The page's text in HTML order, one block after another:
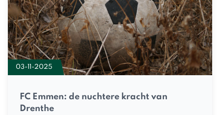
03-11-2025
FC Emmen: de nuchtere kracht van
Drenthe